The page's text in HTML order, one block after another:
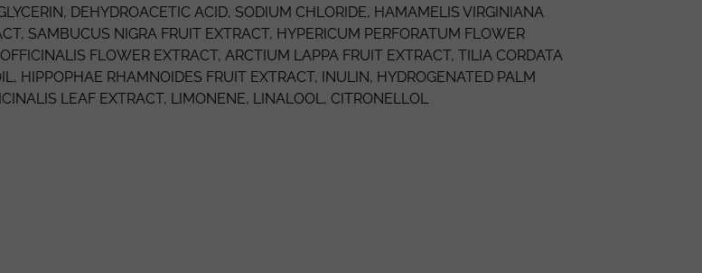
, DEHYDROACETIC ACID, SODIUM CHLORIDE, HAMAMELIS VIRGINIANA
SAMBUCUS NIGRA FRUIT EXTRACT, HYPERICUM PERFORATUM FLOWER
FLOWER EXTRACT, ARCTIUM LAPPA FRUIT EXTRACT, TILIA CORDATA
HIPPOPHAE RHAMNOIDES FRUIT EXTRACT, INULIN, HYDROGENATED PALM
LEAF EXTRACT, LIMONENE, LINALOOL , CITRONELLOL